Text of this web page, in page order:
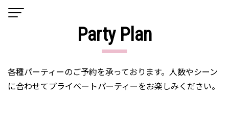
Party Plan
各種パーティーのご予約を承っております。人数やシーン
に合わせてプライベートパーティーをお楽しみください。